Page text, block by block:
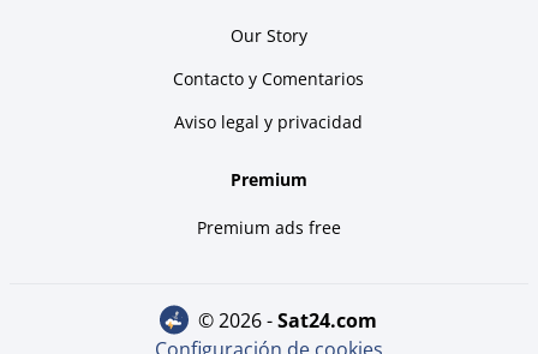
Our Story
Contacto y Comentarios
Aviso legal y privacidad
Premium
Premium ads free
© 2026 - sat24.com